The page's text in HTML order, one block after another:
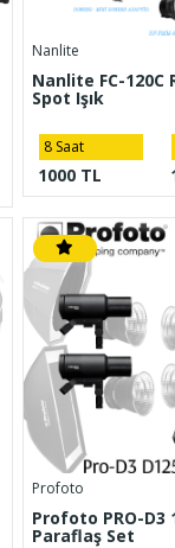
Nanlite
Nanlite FC-120C
Spot Işık
8 Saat
1000 TL
Profoto
Profoto PRO-D3
Paraflaş Set